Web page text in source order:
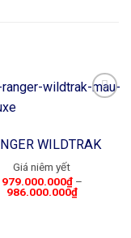
Add to
wishlist
WILDTRAK
979.000.000₫–
986.000.000₫